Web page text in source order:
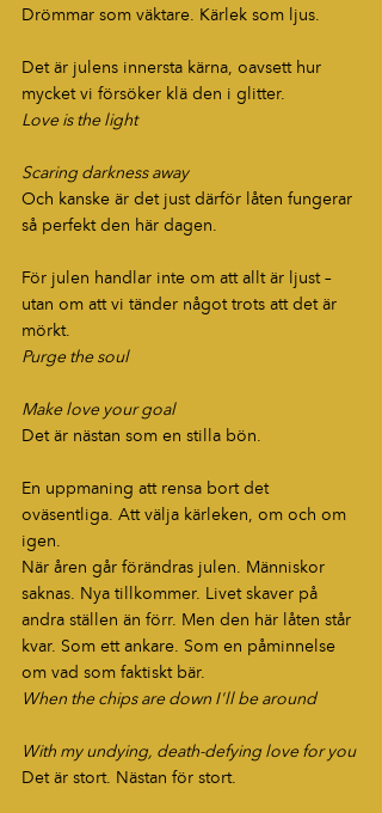
Drömmar som väktare. Kärlek som ljus.
Det är julens innersta kärna, oavsett hur
mycket vi försöker klä den i glitter.
Love is the light
Scaring darkness away
Och kanske är det just därför låten fungerar
så perfekt den här dagen.
För julen handlar inte om att allt är ljust –
utan om att vi tänder något trots att det är
mörkt.
Purge the soul
Make love your goal
Det är nästan som en stilla bön.
En uppmaning att rensa bort det
oväsentliga. Att välja kärleken, om och om
igen.
När åren går förändras julen. Människor
saknas. Nya tillkommer. Livet skaver på
andra ställen än förr. Men den här låten står
kvar. Som ett ankare. Som en påminnelse
om vad som faktiskt bär.
When the chips are down I'll be around
With my undying, death-defying love for you
Det är stort. Nästan för stort.